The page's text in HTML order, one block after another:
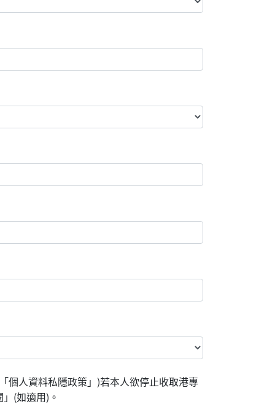
個人資料私隱政策」)若本人欲停止收取港專
(如適用)。